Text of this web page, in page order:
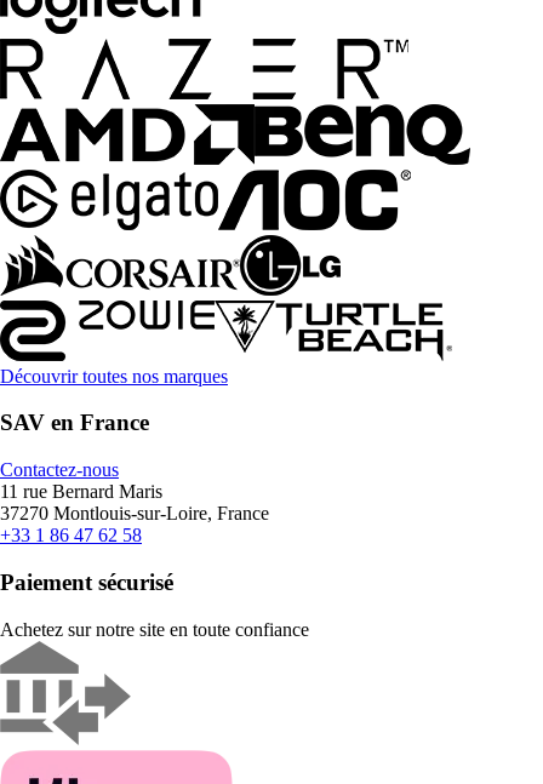
Découvrir toutes nos marques
SAV en France
Contactez-nous
11 rue Bernard Maris
37270 Montlouis-sur-Loire, France
+33 1 86 47 62 58
Paiement sécurisé
Achetez sur notre site en toute confiance